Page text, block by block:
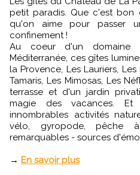
petit paradis. Que c'est bon
qu'on aime pour passer
confinement !
Au coeur d'un domaine
Méditerranée, ces gîtes
la Provence, Les Lauriers, Les
Tamaris, Les Mimosas, Les
terrasse et d'un jardin
magie des vacances.
innombrables activités
vélo, gyropode, pêche
remarquables - sources
→ En savoir plus